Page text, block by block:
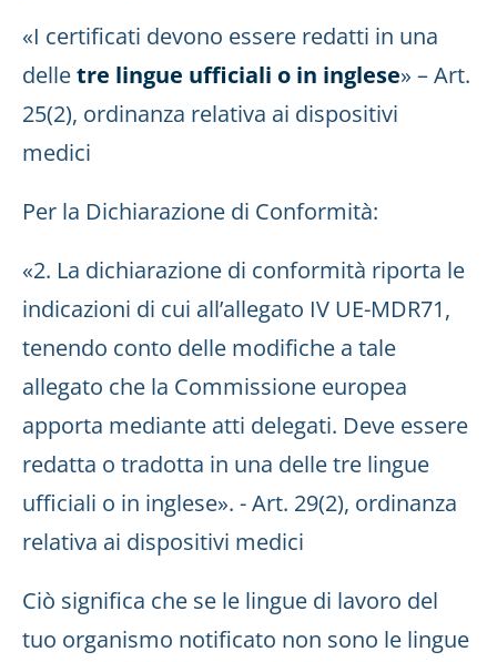
«I certificati devono essere redatti in una
delletre lingue ufficiali o in inglese» – Art.
25(2), ordinanza relativa ai dispositivi
medici
Per la Dichiarazione di Conformità:
«2. La dichiarazione di conformità riporta le
indicazioni di cui all’allegato IV UE-MDR71,
tenendo conto delle modifiche a tale
allegato che la Commissione europea
apporta mediante atti delegati. Deve essere
redatta o tradotta in una delle tre lingue
ufficiali o in inglese». - Art. 29(2), ordinanza
relativa ai dispositivi medici
Ciò significa che se le lingue di lavoro del
tuo organismo notificato non sono le lingue